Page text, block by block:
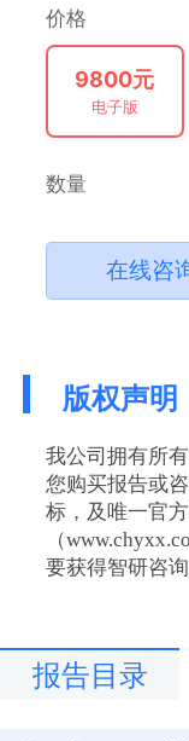
价格
9800元
电子版
数量
在线咨
版权声明
我公司拥有所
您购买报告或
标，及唯一官
（
要获得智研咨
报告目录